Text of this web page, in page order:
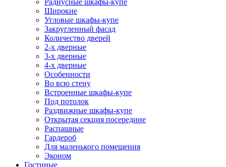
Радиусные шкафы-купе
Широкие
Угловые шкафы-купе
Закругленный фасад
Количество дверей
2-х дверные
3-х дверные
4-х дверные
Особенности
Во всю стену
Встроенные шкафы-купе
Под потолок
Раздвижные шкафы-купе
Открытая секция посередине
Распашные
Гардероб
Для маленького помещения
Эконом
Гостиные